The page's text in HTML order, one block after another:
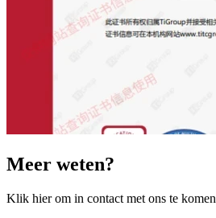
Meer weten?
Klik hier om in contact met ons te komen